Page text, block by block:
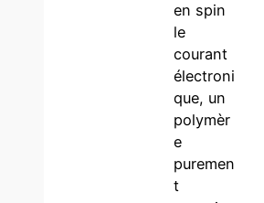
en spin
le
courant
électroni
que, un
polymèr
e
puremen
t